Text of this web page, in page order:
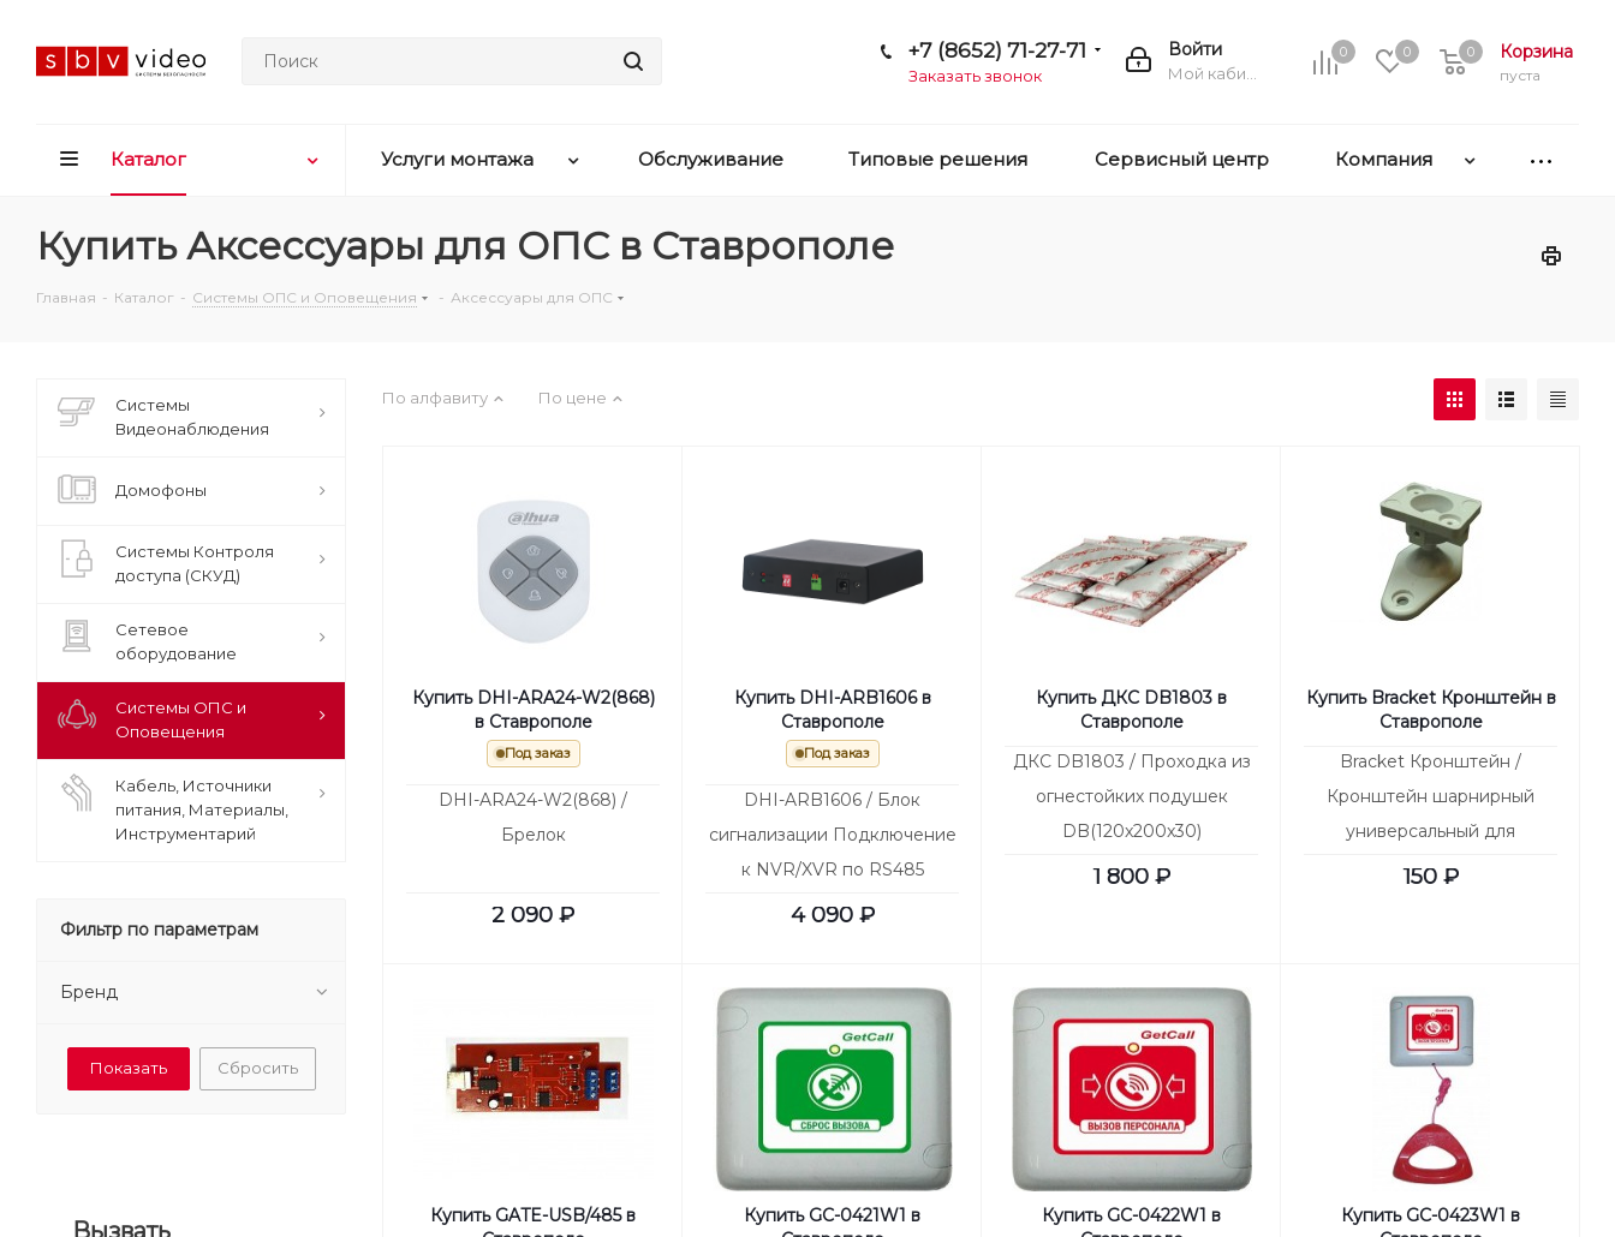
0 0 Корзина
пуста
0
Войти
+7 (8652) 71-27-71
Заказать звонок
Каталог Услуги монтажа Обслуживание Типовые решения Сервисный центр Компания
Купить Аксессуары для ОПС в Ставрополе
Главная - Каталог - Системы ОПС и Оповещения - Аксессуары для ОПС
По алфавиту По цене
Купить DHI-ARA24-W2(868)
в Ставрополе
Под заказ
DHI-ARA24-W2(868) /
Брелок
2 090 ₽
Купить DHI-ARB1606 в
Ставрополе
Под заказ
DHI-ARB1606 / Блок
сигнализации Подключение
к NVR/XVR по RS485
Тревожные вх/вых 16/6
4 090₽
Купить ДКС DB1803 в
Ставрополе
ДКС DB1803 / Проходка из
огнестойких подушек
DB(120x200x30)
1 800₽
Купить Bracket Кронштейн в
Ставрополе
Bracket Кронштейн /
Кронштейн шарнирный
универсальный для
извещателей
150₽
Купить GATE-USB/485 в
Купить GC-0421W1 в
Купить GC-0422W1 в
Купить GC-0423W1 в
Системы
Видеонаблюдения
Домофоны
Системы Контроля
доступа (СКУД)
Сетевое
оборудование
Системы ОПС и
Оповещения
Кабель, Источники
питания, Материалы,
Инструментарий
Фильтр по параметрам
Бренд
Сбросить
Вызвать